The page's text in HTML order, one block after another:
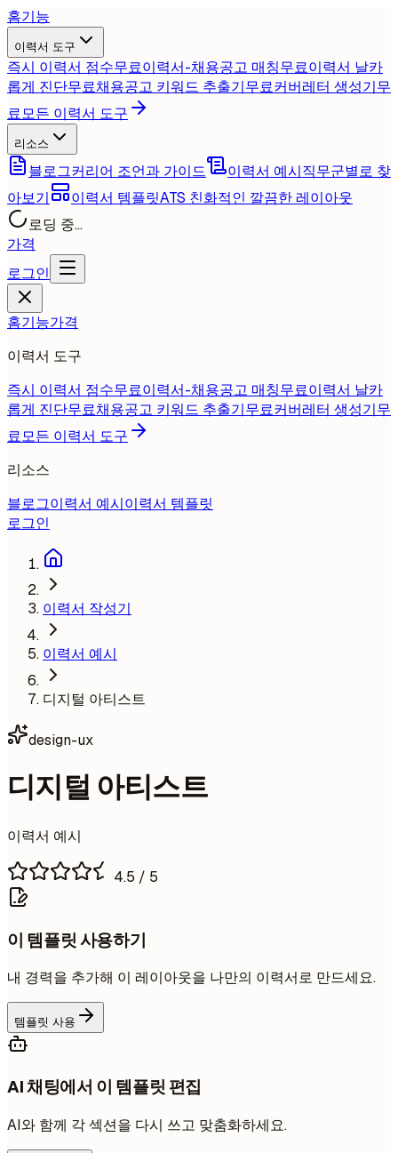
홈기능
이력서 도구
즉시 이력서 점수무료이력서-채용공고 매칭무료이력서 날카
롭게 진단무료채용공고 키워드 추출기무료커버레터 생성기무
료모든 이력서 도구
리소스
블로그커리어 조언과 가이드 이력서 예시직무군별로 찾
아보기
이력서 템플릿ATS 친화적인 깔끔한 레이아웃
로딩 중...
가격
로그인
홈기능가격
이력서 도구
즉시 이력서 점수무료이력서-채용공고 매칭무료이력서 날카
롭게 진단무료채용공고 키워드 추출기무료커버레터 생성기무
료모든 이력서 도구
리소스
블로그이력서 예시이력서 템플릿
로그인
이력서 작성기
이력서 예시
디지털 아티스트
design-ux
디지털 아티스트
이력서 예시
4.5 / 5
이 템플릿 사용하기
내 경력을 추가해 이 레이아웃을 나만의 이력서로 만드세요.
템플릿 사용
AI 채팅에서 이 템플릿 편집
AI와 함께 각 섹션을 다시 쓰고 맞춤화하세요.